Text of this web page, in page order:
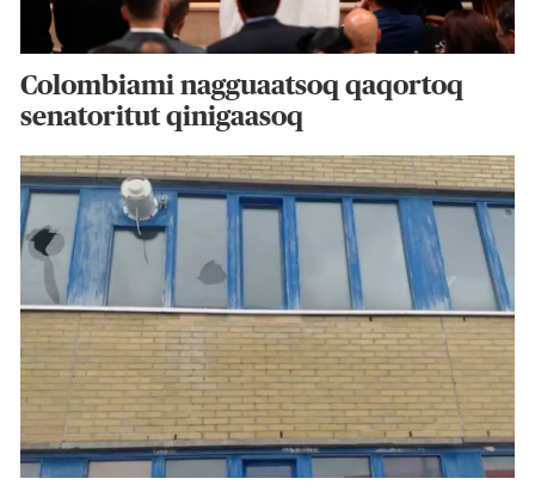
Colombiami nagguaatsoq qaqortoq
senatoritut qinigaasoq